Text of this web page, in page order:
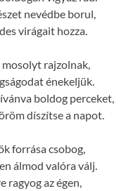
nevédbe borul,
virágait hozza.
rajzolnak,
énekeljük.
boldog perceket,
díszítse a napot.
forrása csobog,
álmod valóra válj.
ragyog az égen,